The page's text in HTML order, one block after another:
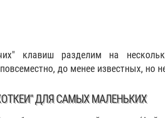
клавиш разделим на
до менее известных, но
ДЛЯ САМЫХ МАЛЕНЬКИХ